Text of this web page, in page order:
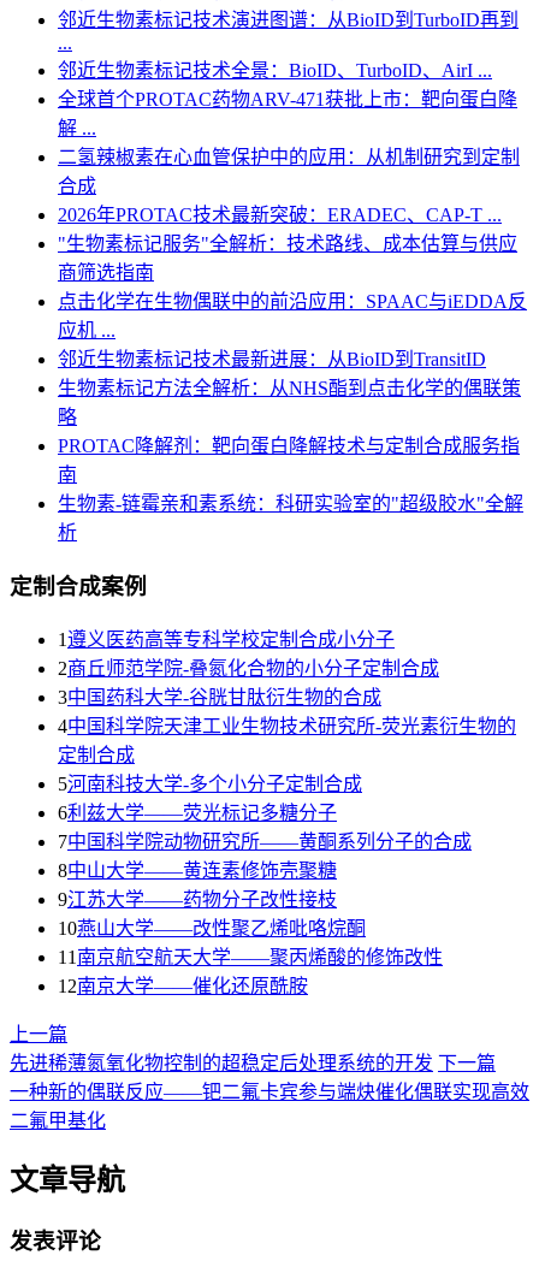
邻近生物素标记技术演进图谱：从BioID到TurboID再到
...
邻近生物素标记技术全景：BioID、TurboID、AirI ...
全球首个PROTAC药物ARV-471获批上市：靶向蛋白降
解 ...
二氢辣椒素在心血管保护中的应用：从机制研究到定制
合成
2026年PROTAC技术最新突破：ERADEC、CAP-T ...
"生物素标记服务"全解析：技术路线、成本估算与供应
商筛选指南
点击化学在生物偶联中的前沿应用：SPAAC与iEDDA反
应机 ...
邻近生物素标记技术最新进展：从BioID到TransitID
生物素标记方法全解析：从NHS酯到点击化学的偶联策
略
PROTAC降解剂：靶向蛋白降解技术与定制合成服务指
南
生物素-链霉亲和素系统：科研实验室的"超级胶水"全解
析
定制合成案例
1遵义医药高等专科学校定制合成小分子
2商丘师范学院-叠氮化合物的小分子定制合成
3​中国药科大学-谷胱甘肽衍生物的合成
4中国科学院天津工业生物技术研究所-荧光素衍生物的
定制合成
5河南科技大学-多个小分子定制合成
6利兹大学——荧光标记多糖分子
7中国科学院动物研究所——黄酮系列分子的合成
8中山大学——黄连素修饰壳聚糖
9江苏大学——药物分子改性接枝
10燕山大学——改性聚乙烯吡咯烷酮
11 南京航空航天大学——聚丙烯酸的修饰改性
12南京大学——催化还原酰胺
上一篇
先进稀薄氮氧化物控制的超稳定后处理系统的开发 下一篇
一种新的偶联反应——钯二氟卡宾参与端炔催化偶联实现高效
二氟甲基化
文章导航
发表评论